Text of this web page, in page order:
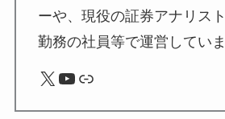
ーや、現役の証券アナリス
勤務の社員等で運営していま
X YouTube
リンク